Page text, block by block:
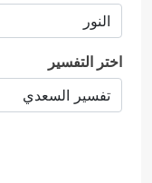
اختر التفسير